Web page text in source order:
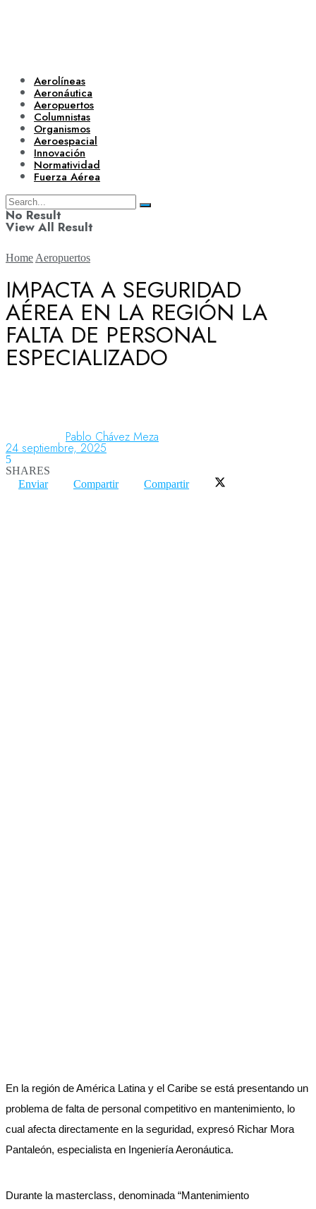
Aerolíneas
Aeronáutica
Aeropuertos
Columnistas
Organismos
Aeroespacial
Innovación
Normatividad
Fuerza Aérea
No Result
View All Result
Aerolíneas
Aeronáutica
Home Aeropuertos
IMPACTA A SEGURIDAD
AÉREA EN LA REGIÓN LA
FALTA DE PERSONAL
ESPECIALIZADO
Pablo Chávez Meza
24 septiembre, 2025
5
SHARES
Enviar
Compartir Compartir
En la región de América Latina y el Caribe se está presentando un
problema de falta de personal competitivo en mantenimiento, lo
cual afecta directamente en la seguridad, expresó Richar Mora
Pantaleón, especialista en Ingeniería Aeronáutica.
Durante la masterclass, denominada “Mantenimiento